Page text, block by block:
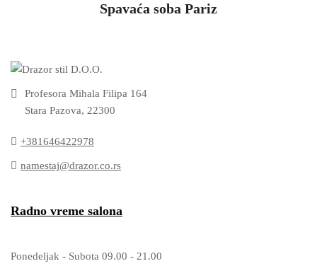
Spavaća soba Pariz
Profesora Mihala Filipa 164
Stara Pazova, 22300
+381646422978
namestaj@drazor.co.rs
Radno vreme salona
Ponedeljak - Subota 09.00 - 21.00